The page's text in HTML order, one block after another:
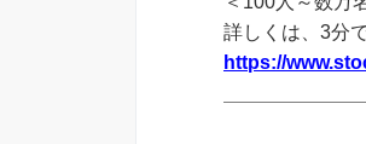
詳しくは、3分
https://